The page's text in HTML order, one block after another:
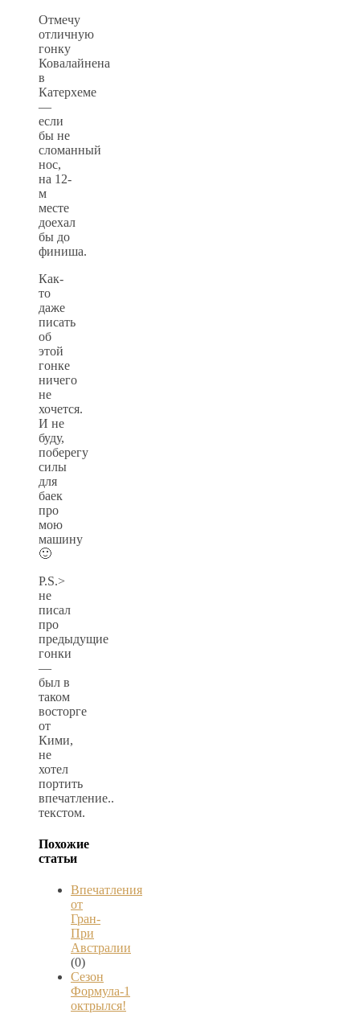
Отмечу
отличную
гонку
Ковалайнена
в
Катерхеме
—
если
бы не
сломанный
нос,
на 12-
м
месте
доехал
бы до
финиша.
Как-
то
даже
писать
об
этой
гонке
ничего
не
хочется.
И не
буду,
поберегу
силы
для
баек
про
мою
машину
🙂
P.S.>
не
писал
про
предыдущие
гонки
—
был в
таком
восторге
от
Кими,
не
хотел
портить
впечатление..
текстом.
Похожие
статьи
Впечатления
от
Гран-
При
Австралии
(0)
Сезон
Формула-1
октрылся!